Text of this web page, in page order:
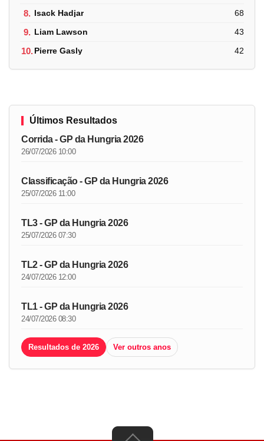
8. Isack Hadjar 68
9. Liam Lawson 43
10.Pierre Gasly 42
Últimos Resultados
Corrida - GP da Hungria 2026
26/07/2026 10:00
Classificação - GP da Hungria 2026
25/07/2026 11:00
TL3 - GP da Hungria 2026
25/07/2026 07:30
TL2 - GP da Hungria 2026
24/07/2026 12:00
TL1 - GP da Hungria 2026
24/07/2026 08:30
Resultados de 2026 Ver outros anos